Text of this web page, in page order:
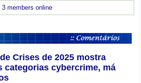
members online
Crises de 2025 mostra
categorias cybercrime, má